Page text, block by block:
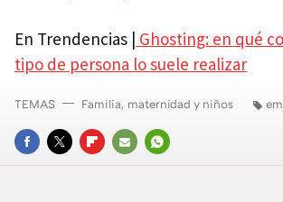
En Trendencias | Ghosting: en qué
tipo de persona lo suele realizar
FACEBOOK
TWITTERFLIPBOARD
E-
WHATSAPP
TEMAS Familia, maternidad y niños